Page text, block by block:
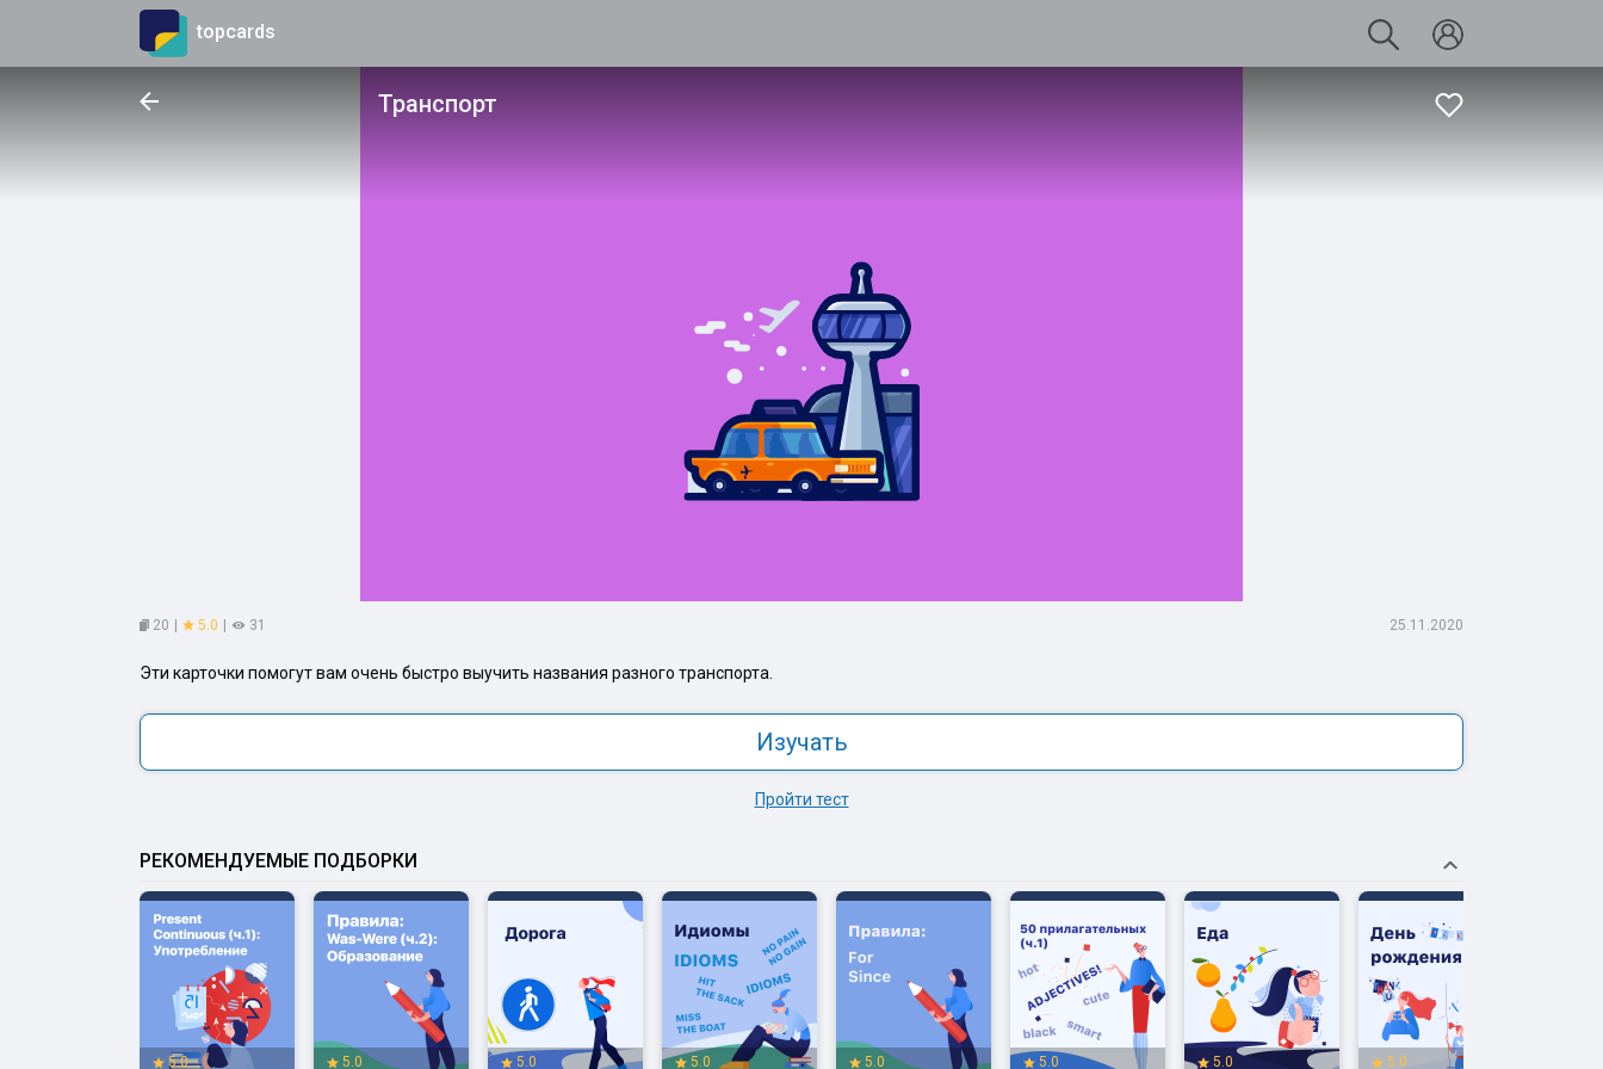
topcards
Транспорт
20 | 5.0 | 31 25.11.2020
Эти карточки помогут вам очень быстро выучить названия разного транспорта.
Изучать
Пройти тест
РЕКОМЕНДУЕМЫЕ ПОДБОРКИ
5.0 5.0 5.0 5.0 5.0 5.0 5.0 5.0